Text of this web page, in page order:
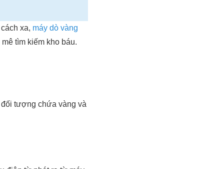
xa, máy dò vàng
tìm kiếm kho báu.
tượng chứa vàng và